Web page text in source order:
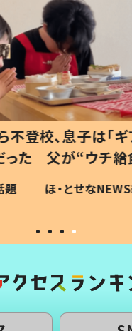
不登校、息子は「ギ
った 父が“ウチ給
る理由とは #令和
子
ほ・とせな